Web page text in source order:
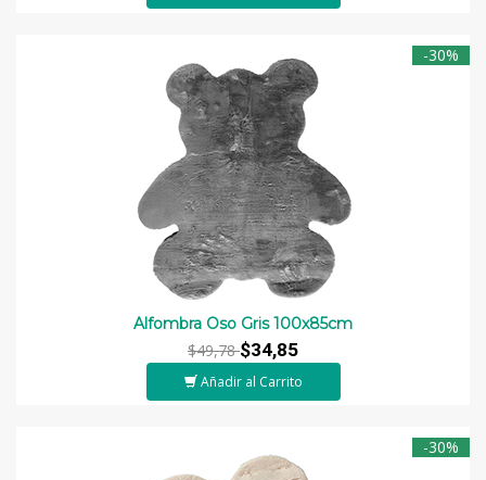
-30%
Alfombra Oso Gris 100x85cm
$49,78$34,85
Añadir al Carrito
-30%